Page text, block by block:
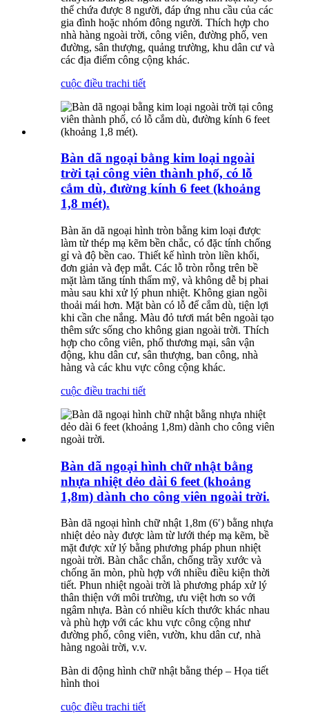
thể chứa được 8 người, đáp ứng nhu cầu của các
gia đình hoặc nhóm đông người. Thích hợp cho
nhà hàng ngoài trời, công viên, đường phố, ven
đường, sân thượng, quảng trường, khu dân cư và
các địa điểm công cộng khác.
cuộc điều trachi tiết
Bàn dã ngoại bằng kim loại ngoài
trời tại công viên thành phố, có lỗ
cắm dù, đường kính 6 feet (khoảng
1,8 mét).
Bàn ăn dã ngoại hình tròn bằng kim loại được
làm từ thép mạ kẽm bền chắc, có đặc tính chống
gỉ và độ bền cao. Thiết kế hình tròn liền khối,
đơn giản và đẹp mắt. Các lỗ tròn rỗng trên bề
mặt làm tăng tính thẩm mỹ, và không dễ bị phai
màu sau khi xử lý phun nhiệt. Không gian ngồi
thoải mái hơn. Mặt bàn có lỗ để cắm dù, tiện lợi
khi cần che nắng. Màu đỏ tươi mát bên ngoài tạo
thêm sức sống cho không gian ngoài trời. Thích
hợp cho công viên, phố thương mại, sân vận
động, khu dân cư, sân thượng, ban công, nhà
hàng và các khu vực công cộng khác.
cuộc điều trachi tiết
Bàn dã ngoại hình chữ nhật bằng
nhựa nhiệt dẻo dài 6 feet (khoảng
1,8m) dành cho công viên ngoài trời.
Bàn dã ngoại hình chữ nhật 1,8m (6′) bằng nhựa
nhiệt dẻo này được làm từ lưới thép mạ kẽm, bề
mặt được xử lý bằng phương pháp phun nhiệt
ngoài trời. Bàn chắc chắn, chống trầy xước và
chống ăn mòn, phù hợp với nhiều điều kiện thời
tiết. Phun nhiệt ngoài trời là phương pháp xử lý
thân thiện với môi trường, ưu việt hơn so với
ngâm nhựa. Bàn có nhiều kích thước khác nhau
và phù hợp với các khu vực công cộng như
đường phố, công viên, vườn, khu dân cư, nhà
hàng ngoài trời, v.v.
Bàn di động hình chữ nhật bằng thép – Họa tiết
hình thoi
cuộc điều trachi tiết